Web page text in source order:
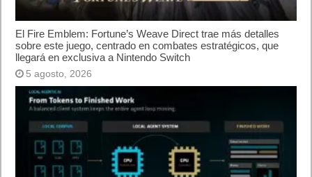
El Fire Emblem: Fortune’s Weave Direct trae más detalles
sobre este juego, centrado en combates estratégicos, que
llegará en exclusiva a Nintendo Switch
5 agosto, 2026